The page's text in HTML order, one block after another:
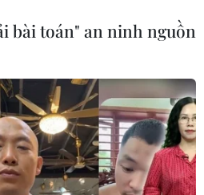
chuyên án ma túy lớn nhất
bài toán" an ninh nguồn